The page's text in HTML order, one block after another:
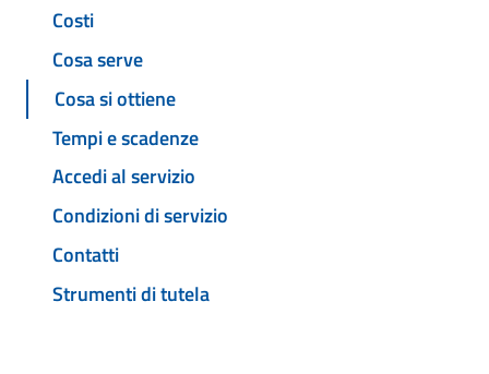
Costi
Cosa serve
Cosa si ottiene
Tempi e scadenze
Accedi al servizio
Condizioni di servizio
Contatti
Strumenti di tutela